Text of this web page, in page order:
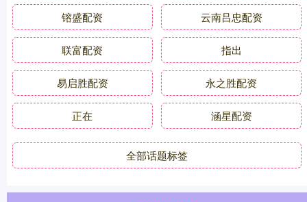
镕盛配资 云南吕忠配资
联富配资 指出
易启胜配资 永之胜配资
正在 涵星配资
全部话题标签